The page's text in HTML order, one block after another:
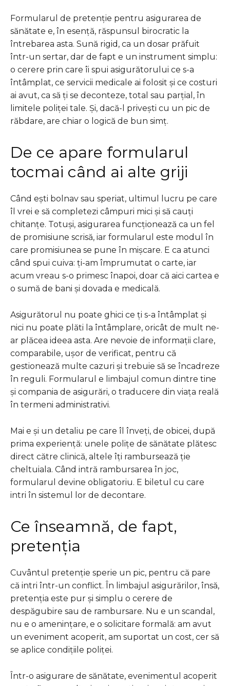
Formularul de pretenție pentru asigurarea de
sănătate e, în esență, răspunsul birocratic la
întrebarea asta. Sună rigid, ca un dosar prăfuit
într-un sertar, dar de fapt e un instrument simplu:
o cerere prin care îi spui asigurătorului ce s-a
întâmplat, ce servicii medicale ai folosit și ce costuri
ai avut, ca să ți se deconteze, total sau parțial, în
limitele poliței tale. Și, dacă-l privești cu un pic de
răbdare, are chiar o logică de bun simț.
De ce apare formularul
tocmai când ai alte griji
Când ești bolnav sau speriat, ultimul lucru pe care
îl vrei e să completezi câmpuri mici și să cauți
chitanțe. Totuși, asigurarea funcționează ca un fel
de promisiune scrisă, iar formularul este modul în
care promisiunea se pune în mișcare. E ca atunci
când spui cuiva: ți-am împrumutat o carte, iar
acum vreau s-o primesc înapoi, doar că aici cartea e
o sumă de bani și dovada e medicală.
Asigurătorul nu poate ghici ce ți s-a întâmplat și
nici nu poate plăti la întâmplare, oricât de mult ne-
ar plăcea ideea asta. Are nevoie de informații clare,
comparabile, ușor de verificat, pentru că
gestionează multe cazuri și trebuie să se încadreze
în reguli. Formularul e limbajul comun dintre tine
și compania de asigurări, o traducere din viața reală
în termeni administrativi.
Mai e și un detaliu pe care îl înveți, de obicei, după
prima experiență: unele polițe de sănătate plătesc
direct către clinică, altele îți rambursează ție
cheltuiala. Când intră rambursarea în joc,
formularul devine obligatoriu. E biletul cu care
intri în sistemul lor de decontare.
Ce înseamnă, de fapt,
pretenția
Cuvântul pretenție sperie un pic, pentru că pare
că intri într-un conflict. În limbajul asigurărilor, însă,
pretenția este pur și simplu o cerere de
despăgubire sau de rambursare. Nu e un scandal,
nu e o amenințare, e o solicitare formală: am avut
un eveniment acoperit, am suportat un cost, cer să
se aplice condițiile poliței.
Într-o asigurare de sănătate, evenimentul acoperit